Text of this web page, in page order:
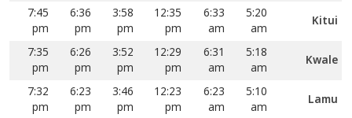
Kitui
5:20
am
6:33
am
12:35
pm
3:58
pm
6:36
pm
7:45
pm
Kwale
5:18
am
6:31
am
12:29
pm
3:52
pm
6:26
pm
7:35
pm
Lamu
5:10
am
6:23
am
12:23
pm
3:46
pm
6:23
pm
7:32
pm